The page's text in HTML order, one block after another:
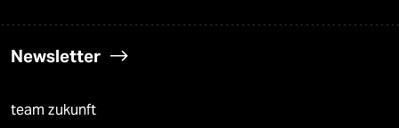
Newsletter
team zukunft